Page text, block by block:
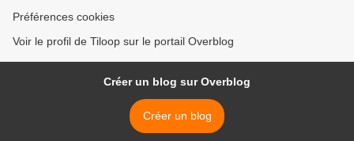
Préférences cookies
Voir le profil de Tiloop sur le portail Overblog
Créer un blog sur Overblog
Créer un blog